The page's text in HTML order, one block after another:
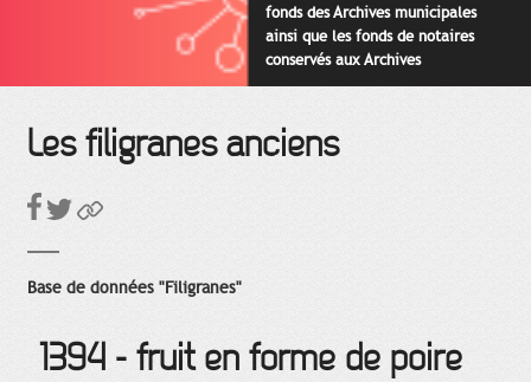
fonds des Archives municipales
ainsi que les fonds de notaires
conservés aux Archives
départementales pour cette
Les filigranes anciens
Base de données "Filigranes"
1394 - fruit en forme de poire